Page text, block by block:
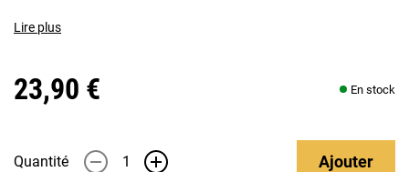
Lire plus
23,90 € En stock
Quantité - + Ajouter